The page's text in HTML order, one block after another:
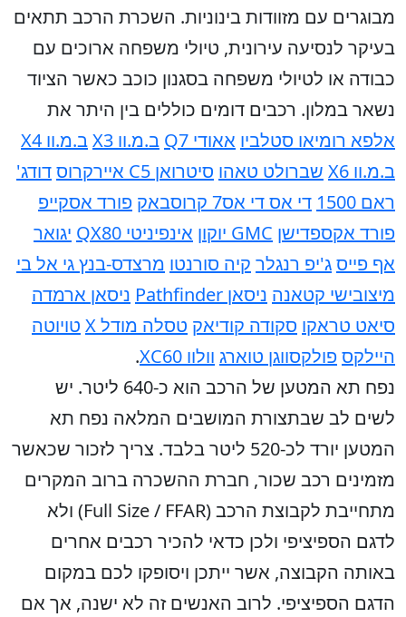
מבוגרים עם מזוודות בינוניות. השכרת הרכב תתאים
בעיקר לנסיעה עירונית, טיולי משפחה ארוכים עם
כבודה או לטיולי משפחה בסגנון כוכב כאשר הציוד
נשאר במלון. רכבים דומים כוללים בין היתר את
אלפא רומיאו סטלביו אאודי Q7 ב.מ.וו X3
ב.מ.וו X4
ב.מ.וו X6
שברולט טאהו סיטרואן C5 איירקרוס
דודג'
ראם 1500
די אס די אס7 קרוסבאק
פורד אסקייפ
פורד אקספדישן GMC יוקון אינפיניטי QX80
יגואר
אף פייסג'יפ רנגלר קיה סורנטו מרצדס-בנץ גי אל בי
מיצובישי קטאנה ניסאן Pathfinder
ניסאן ארמדה
סיאט טראקו סקודה קודיאק טסלה מודל X
טויוטה
היילקספולקסווגן טוארג וולוו XC60
.
נפח תא המטען של הרכב הוא כ-640 ליטר. יש
לשים לב שבתצורת המושבים המלאה נפח תא
המטען יורד לכ-520 ליטר בלבד. צריך לזכור שכאשר
מזמינים רכב שכור, חברת ההשכרה ברוב המקרים
מתחייבת לקבוצת הרכב (Full Size / FFAR) ולא
לדגם הספיציפי ולכן כדאי להכיר רכבים אחרים
באותה הקבוצה, אשר ייתכן ויסופקו לכם במקום
הדגם הספיציפי. לרוב האנשים זה לא ישנה, אך אם